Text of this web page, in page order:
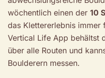
wöchentlich einen der 10
das Klettererlebnis
Vertical Life App behältst
über alle Routen und
Boulderern messen.